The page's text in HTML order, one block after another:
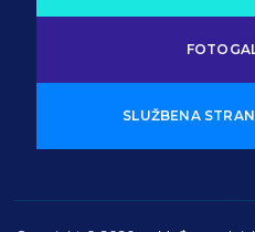
SLUŽBENA